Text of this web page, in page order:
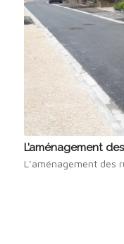
L’aménagement
L’aménagement des